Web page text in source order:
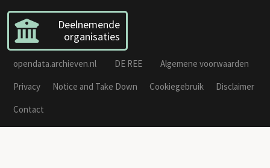
Deelnemende
organisaties
opendata.archieven.nl DE REE
Algemene voorwaarden
Privacy
Notice and Take Down Cookiegebruik
Disclaimer
Contact